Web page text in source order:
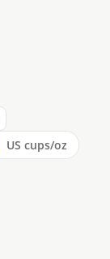
US cups/oz